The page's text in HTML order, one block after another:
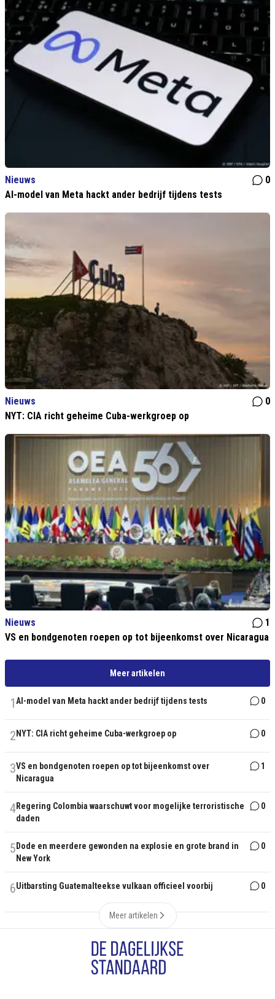
Nieuws
0
AI-model van Meta hackt ander bedrijf tijdens tests
Nieuws
0
NYT: CIA richt geheime Cuba-werkgroep op
Nieuws
1
VS en bondgenoten roepen op tot bijeenkomst over Nicaragua
Meer artikelen
1AI-model van Meta hackt ander bedrijf tijdens tests 0
2 NYT: CIA richt geheime Cuba-werkgroep op 0
3VS en bondgenoten roepen op tot bijeenkomst over
Nicaragua
1
4Regering Colombia waarschuwt voor mogelijke terroristische
daden
0
5 Dode en meerdere gewonden na explosie en grote brand in
New York
0
6Uitbarsting Guatemalteekse vulkaan officieel voorbij 0
Meer artikelen